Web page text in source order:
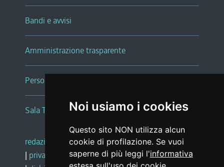
Noi usiamo i cookies
Questo sito NON utilizza alcun
cookie di profilazione. Se vuoi
saperne di più leggi l'informativa
Bandi e avvisi
Amministrazione trasparente
Persone e Uffici
Sala Tiziano Tessitori
redazione web |note legali |glossario
| privacy
social media policy